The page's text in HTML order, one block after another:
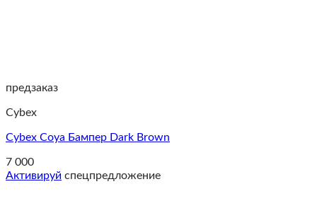
предзаказ
Cybex
Cybex Coya Бампер Dark Brown
7 000
Активируй спецпредложение